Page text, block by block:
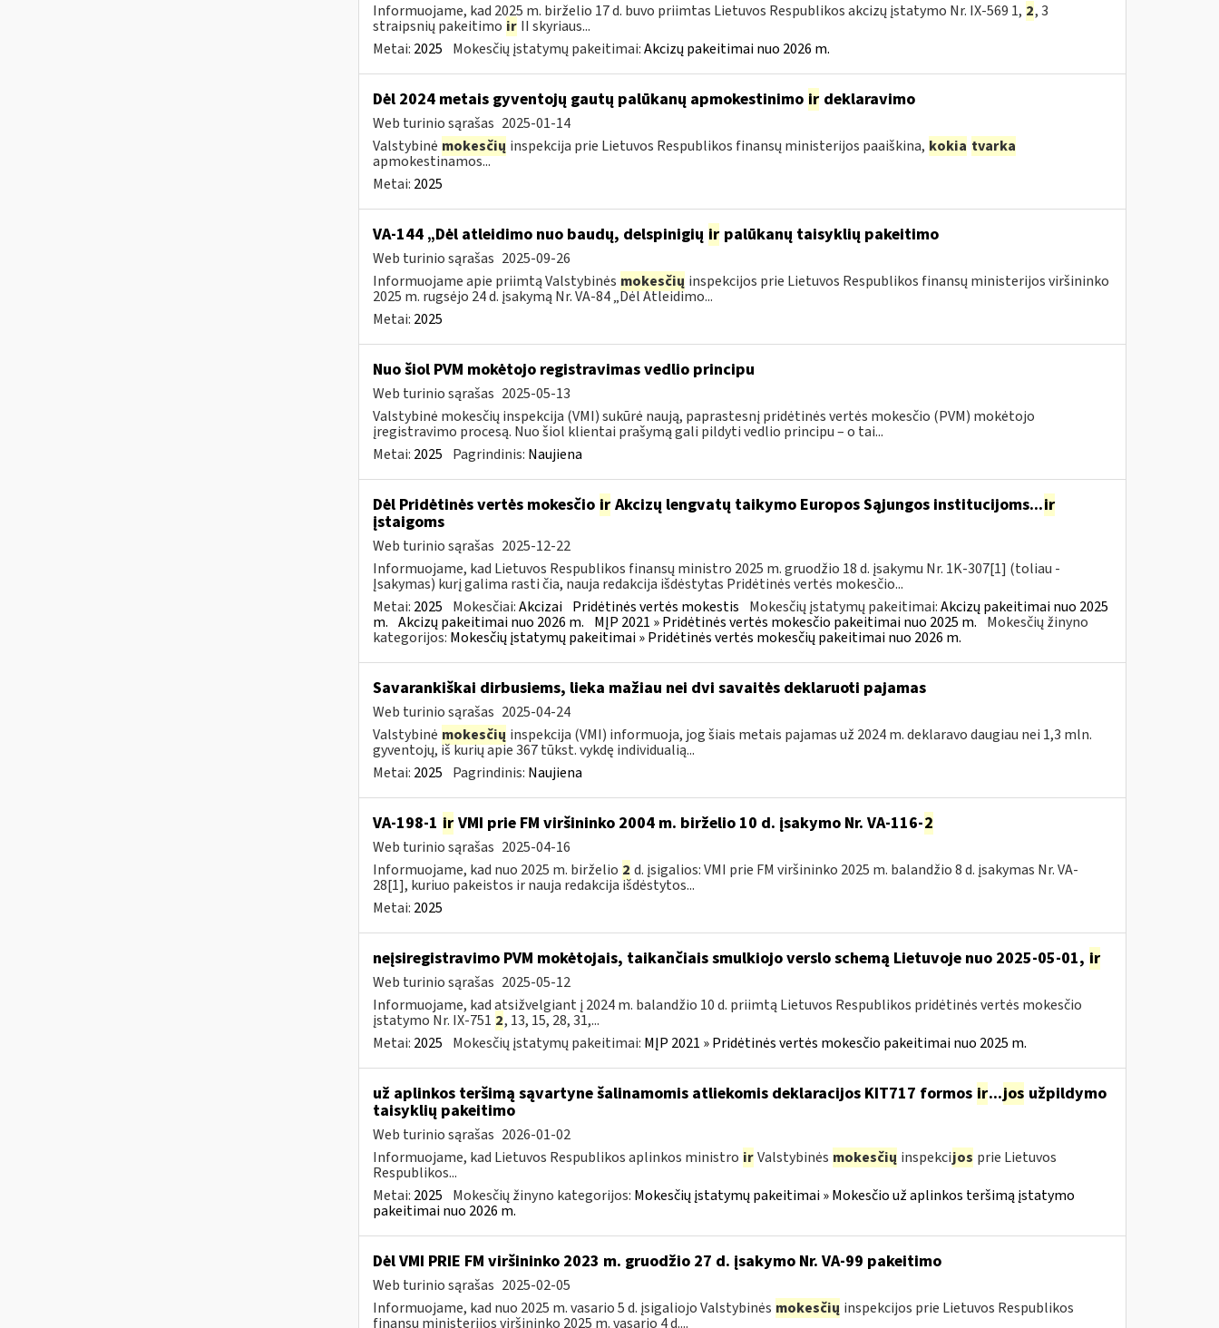
Informuojame, kad 2025 m. birželio 17 d. buvo priimtas Lietuvos Respublikos akcizų įstatymo Nr. IX-569 1, 2, 3
straipsnių pakeitimo ir II skyriaus...
Metai: 2025 Mokesčių įstatymų pakeitimai:Akcizų pakeitimai nuo 2026 m.
Dėl 2024 metais gyventojų gautų palūkanų apmokestinimo irdeklaravimo
Web turinio sąrašas 2025-01-14
Valstybinė mokesčių inspekcija prie Lietuvos Respublikos finansų ministerijos paaiškina, kokia tvarka
apmokestinamos...
Metai: 2025
VA-144 „Dėl atleidimo nuo baudų, delspinigių irpalūkanų taisyklių pakeitimo
Web turinio sąrašas 2025-09-26
Informuojame apie priimtą Valstybinės mokesčių inspekcijos prie Lietuvos Respublikos finansų ministerijos viršininko
2025 m. rugsėjo 24 d. įsakymą Nr. VA-84 „Dėl Atleidimo...
Metai: 2025
Nuo šiol PVM mokėtojo registravimas vedlio principu
Web turinio sąrašas 2025-05-13
Valstybinė mokesčių inspekcija (VMI) sukūrė naują, paprastesnį pridėtinės vertės mokesčio (PVM) mokėtojo
įregistravimo procesą. Nuo šiol klientai prašymą gali pildyti vedlio principu – o tai...
Metai: 2025 Pagrindinis: Naujiena
Dėl Pridėtinės vertės mokesčio irAkcizų lengvatų taikymo Europos Sąjungos institucijoms...ir
įstaigoms
Web turinio sąrašas 2025-12-22
Informuojame, kad Lietuvos Respublikos finansų ministro 2025 m. gruodžio 18 d. įsakymu Nr. 1K-307[1] (toliau -
Įsakymas) kurį galima rasti čia, nauja redakcija išdėstytas Pridėtinės vertės mokesčio...
Metai: 2025 Mokesčiai:Akcizai Pridėtinės vertės mokestis Mokesčių įstatymų pakeitimai:Akcizų pakeitimai nuo 2025
m. Akcizų pakeitimai nuo 2026 m. MĮP 2021 » Pridėtinės vertės mokesčio pakeitimai nuo 2025 m. Mokesčių žinyno
kategorijos: Mokesčių įstatymų pakeitimai » Pridėtinės vertės mokesčių pakeitimai nuo 2026 m.
Savarankiškai dirbusiems, lieka mažiau nei dvi savaitės deklaruoti pajamas
Web turinio sąrašas 2025-04-24
Valstybinė mokesčių inspekcija (VMI) informuoja, jog šiais metais pajamas už 2024 m. deklaravo daugiau nei 1,3 mln.
gyventojų, iš kurių apie 367 tūkst. vykdę individualią...
Metai: 2025 Pagrindinis: Naujiena
VA-198-1 irVMI prie FM viršininko 2004 m. birželio 10 d. įsakymo Nr. VA-116-2
Web turinio sąrašas 2025-04-16
Informuojame, kad nuo 2025 m. birželio 2 d. įsigalios: VMI prie FM viršininko 2025 m. balandžio 8 d. įsakymas Nr. VA-
28[1], kuriuo pakeistos ir nauja redakcija išdėstytos...
Metai: 2025
neįsiregistravimo PVM mokėtojais, taikančiais smulkiojo verslo schemą Lietuvoje nuo 2025-05-01, ir
Web turinio sąrašas 2025-05-12
Informuojame, kad atsižvelgiant į 2024 m. balandžio 10 d. priimtą Lietuvos Respublikos pridėtinės vertės mokesčio
įstatymo Nr. IX-751 2, 13, 15, 28, 31,...
Metai: 2025 Mokesčių įstatymų pakeitimai: MĮP 2021 » Pridėtinės vertės mokesčio pakeitimai nuo 2025 m.
už aplinkos teršimą sąvartyne šalinamomis atliekomis deklaracijos KIT717 formos ir...jos užpildymo
taisyklių pakeitimo
Web turinio sąrašas 2026-01-02
Informuojame, kad Lietuvos Respublikos aplinkos ministro ir Valstybinės mokesčių inspekcijos prie Lietuvos
Respublikos...
Metai: 2025 Mokesčių žinyno kategorijos: Mokesčių įstatymų pakeitimai » Mokesčio už aplinkos teršimą įstatymo
pakeitimai nuo 2026 m.
Dėl VMI PRIE FM viršininko 2023 m. gruodžio 27 d. įsakymo Nr. VA-99 pakeitimo
Web turinio sąrašas 2025-02-05
Informuojame, kad nuo 2025 m. vasario 5 d. įsigaliojo Valstybinės mokesčių inspekcijos prie Lietuvos Respublikos
finansų ministerijos viršininko 2025 m. vasario 4 d....